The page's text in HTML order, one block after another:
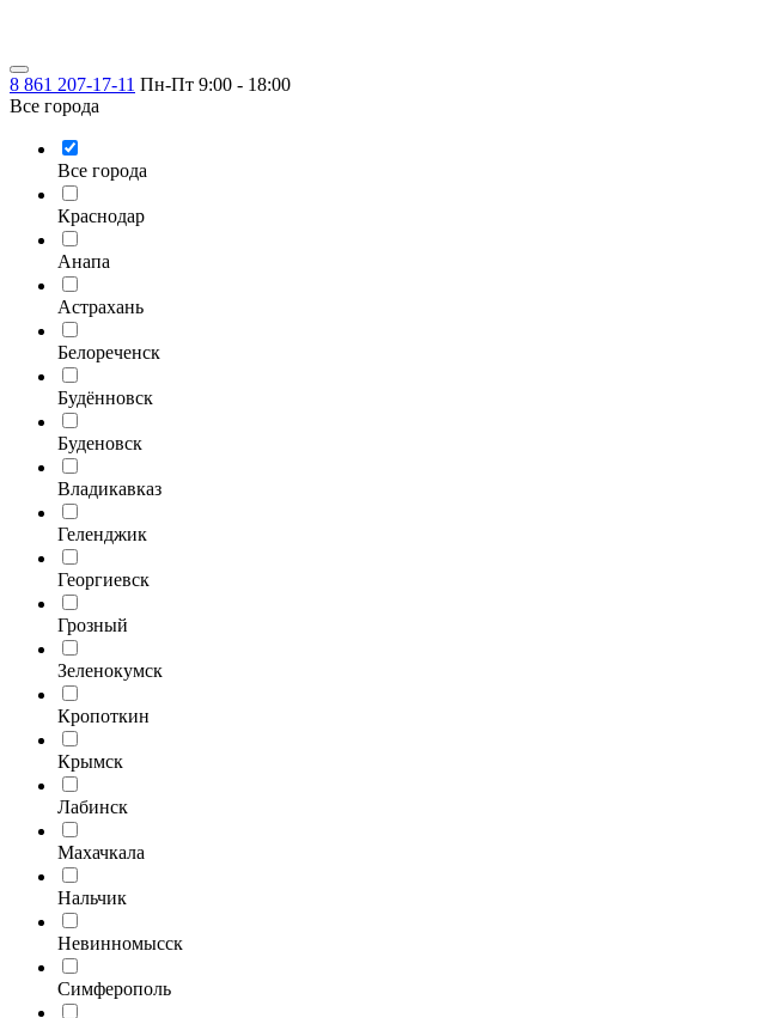
8 861 207-17-11 Пн-Пт 9:00 - 18:00
Все города
Все города
Краснодар
Анапа
Астрахань
Белореченск
Будённовск
Буденовск
Владикавказ
Геленджик
Георгиевск
Грозный
Зеленокумск
Кропоткин
Крымск
Лабинск
Махачкала
Нальчик
Невинномысск
Симферополь